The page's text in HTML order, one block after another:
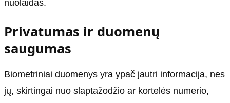
nuolaidas.
Privatumas ir duomenų
saugumas
Biometriniai duomenys yra ypač jautri informacija, nes
jų, skirtingai nuo slaptažodžio ar kortelės numerio,